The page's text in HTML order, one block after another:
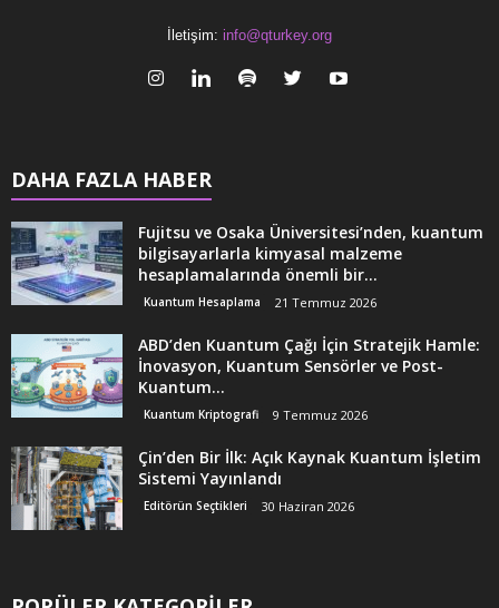
İletişim: info@qturkey.org
DAHA FAZLA HABER
Fujitsu ve Osaka Üniversitesi’nden, kuantum
bilgisayarlarla kimyasal malzeme
hesaplamalarında önemli bir...
Kuantum Hesaplama 21 Temmuz 2026
ABD’den Kuantum Çağı İçin Stratejik Hamle:
İnovasyon, Kuantum Sensörler ve Post-
Kuantum...
Kuantum Kriptografi 9 Temmuz 2026
Çin’den Bir İlk: Açık Kaynak Kuantum İşletim
Sistemi Yayınlandı
Editörün Seçtikleri 30 Haziran 2026